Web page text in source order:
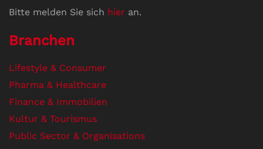
Bitte melden Sie sich hier an.
Branchen
Lifestyle & Consumer
Pharma & Healthcare
Finance & Immobilien
Kultur & Tourismus
Public Sector & Organisations